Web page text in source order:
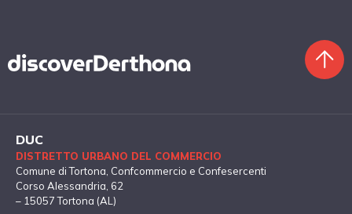
DUC
DISTRETTO URBANO DEL COMMERCIO
Comune di Tortona , Confcommercio e Confesercenti
Corso Alessandria, 62
– 15057 Tortona (AL)